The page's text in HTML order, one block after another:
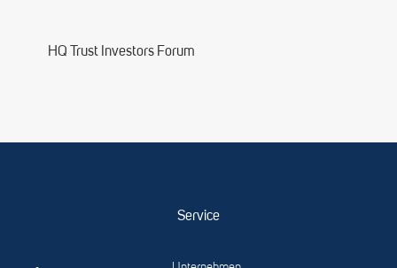
HQ Trust Investors Forum
Service